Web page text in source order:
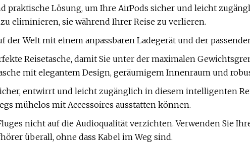
praktische Lösung, um Ihre AirPods sicher und leicht
eliminieren, sie während Ihrer Reise zu verlieren.
der Welt mit einem anpassbaren Ladegerät und der
Reisetasche, damit Sie unter der maximalen
mit elegantem Design, geräumigem Innenraum und
entwirrt und leicht zugänglich in diesem intelligenten
mühelos mit Accessoires ausstatten können.
nicht auf die Audioqualität verzichten. Verwenden Sie
überall, ohne dass Kabel im Weg sind.